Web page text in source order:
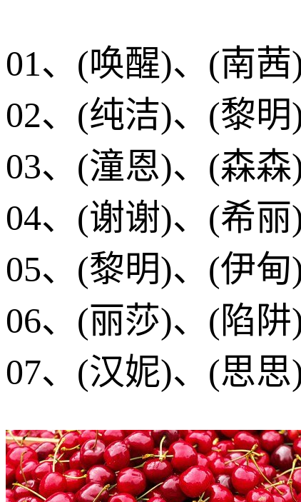
01、(唤醒)、(南
02、(纯洁)、(黎
03、(潼恩)、(森
04、(谢谢)、(希
05、(黎明)、(伊
06、(丽莎)、(陷
07、(汉妮)、(思